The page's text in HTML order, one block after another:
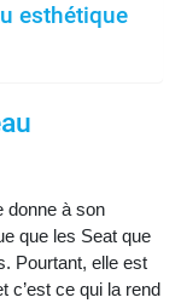
esthétique
donne à son
que les Seat que
Pourtant, elle est
c’est ce qui la rend